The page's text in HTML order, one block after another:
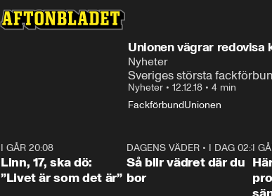
Unionen vägrar
Nyheter
Sveriges största
Nyheter • 12.12.18 • 4 min
FackförbundUnionen
I GÅR 20:08
Linn, 17, ska dö:
”Livet är som det är”
1:06
DAGENS VÄDER • I DAG 02:30
Så blir vädret där du
bor
I